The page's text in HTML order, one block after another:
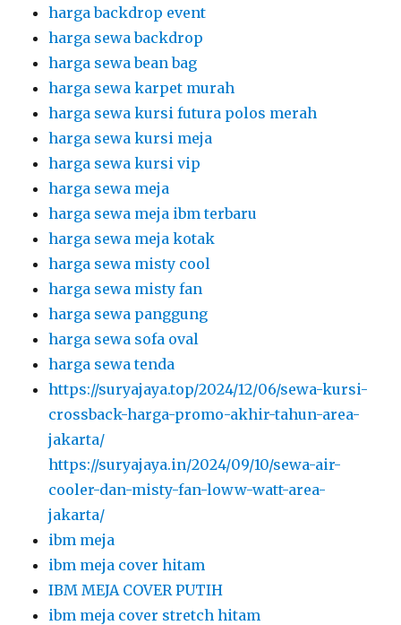
harga backdrop event
harga sewa backdrop
harga sewa bean bag
harga sewa karpet murah
harga sewa kursi futura polos merah
harga sewa kursi meja
harga sewa kursi vip
harga sewa meja
harga sewa meja ibm terbaru
harga sewa meja kotak
harga sewa misty cool
harga sewa misty fan
harga sewa panggung
harga sewa sofa oval
harga sewa tenda
https://suryajaya.top/2024/12/06/sewa-kursi-
crossback-harga-promo-akhir-tahun-area-
jakarta/
https://suryajaya.in/2024/09/10/sewa-air-
cooler-dan-misty-fan-loww-watt-area-
jakarta/
ibm meja
ibm meja cover hitam
IBM MEJA COVER PUTIH
ibm meja cover stretch hitam